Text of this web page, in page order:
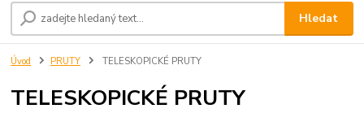
Hledat
Úvod PRUTY TELESKOPICKÉ PRUTY
TELESKOPICKÉ PRUTY